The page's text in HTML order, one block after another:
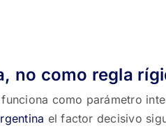
no como regla
como parámetro
el factor decisivo